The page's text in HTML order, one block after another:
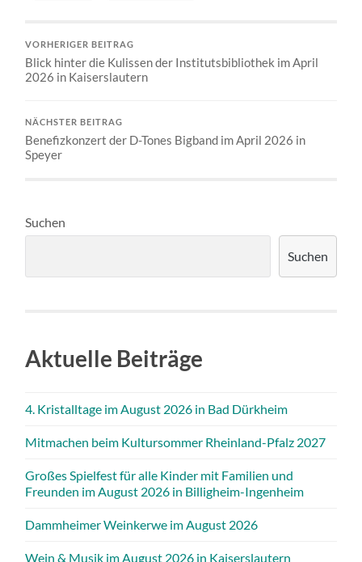
VORHERIGER BEITRAG
Blick hinter die Kulissen der Institutsbibliothek im April
2026 in Kaiserslautern
NÄCHSTER BEITRAG
Benefizkonzert der D-Tones Bigband im April 2026 in
Speyer
Suchen
Suchen
Aktuelle Beiträge
4. Kristalltage im August 2026 in Bad Dürkheim
Mitmachen beim Kultursommer Rheinland-Pfalz 2027
Großes Spielfest für alle Kinder mit Familien und
Freunden im August 2026 in Billigheim-Ingenheim
Dammheimer Weinkerwe im August 2026
Wein & Musik im August 2026 in Kaiserslautern